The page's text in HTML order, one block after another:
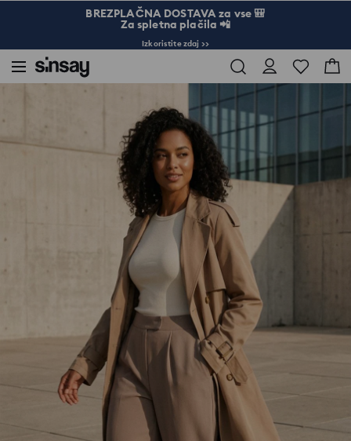
BREZPLAČNA DOSTAVA za vse 🎒
Za spletna plačila 📲
Izkoristite zdaj >>